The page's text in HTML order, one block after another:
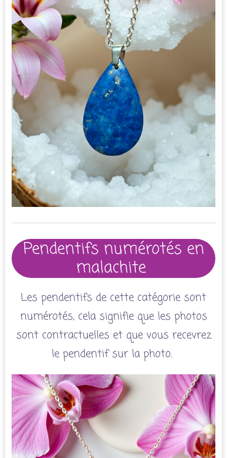
Pendentifs numérotés en
malachite
Les pendentifs de cette catégorie sont
numérotés, cela signifie que les photos
sont contractuelles et que vous recevrez
le pendentif sur la photo.